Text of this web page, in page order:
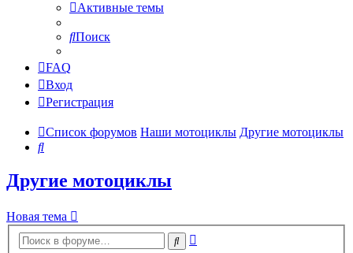
Активные темы
Поиск
FAQ
Вход
Регистрация
Список форумов Наши мотоциклы Другие мотоциклы
Поиск
Другие мотоциклы
Новая тема
Поиск